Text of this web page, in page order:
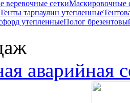
веревочные сеткиМаскировочные
Тенты тарпаулин утепленные
утепленныеПолог
аварийная